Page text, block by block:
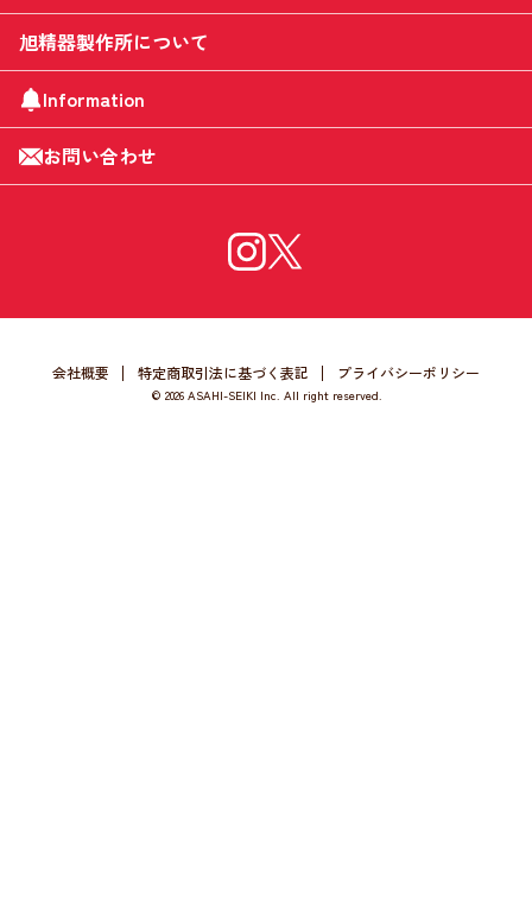
旭精器製作所について
Information
お問い合わせ
会社概要 特定商取引法に基づく表記 プライバシーポリシー
© 2026 ASAHI-SEIKI Inc. All right reserved.